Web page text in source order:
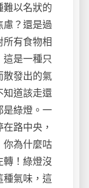
難以名狀的
？還是過
所有食物相
是一種只
散發出的氣
知道該走還
是綠燈。一
路中央，
你為什麼咕
轉！綠燈沒
種氣味，這